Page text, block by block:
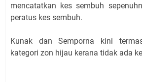
mencatatkan kes sembuh
peratus kes sembuh.
Kunak dan Semporna kini
kategori zon hijau kerana tidak ada